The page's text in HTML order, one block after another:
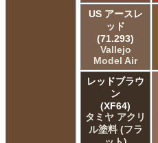
US アースレ
ッド
(71.293)
Vallejo
Model Air
レッドブラウ
ン
(XF64)
タミヤ アクリ
ル塗料 (フラ